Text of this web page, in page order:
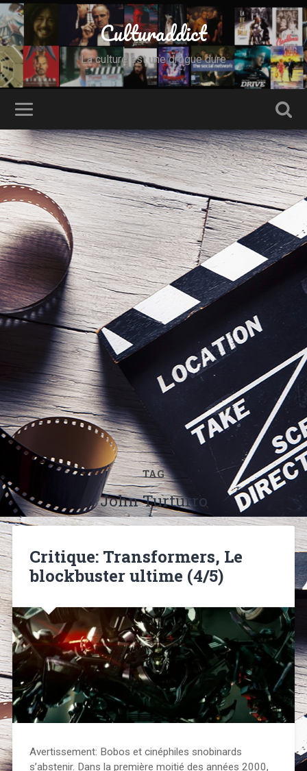
Culturaddict
La culture est une drogue dure
TAG
John Turturro
Critique: Transformers, Le
blockbuster ultime (4/5)
Avertissement: Bobos et cinéphiles snobinards
s’abstenir. Dans la première moitié des années 2000,